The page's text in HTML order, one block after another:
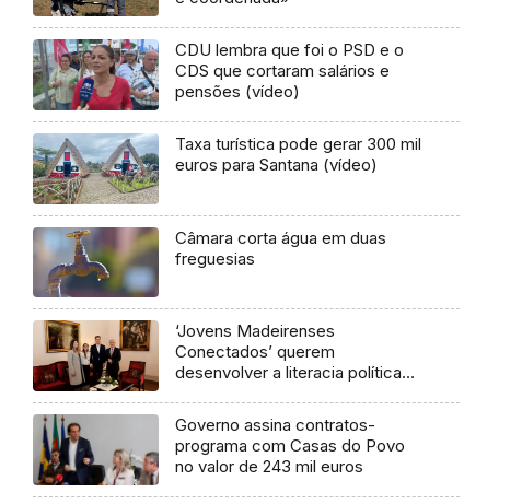
CDU lembra que foi o PSD e o
CDS que cortaram salários e
pensões (vídeo)
Taxa turística pode gerar 300 mil
euros para Santana (vídeo)
Câmara corta água em duas
freguesias
‘Jovens Madeirenses
Conectados’ querem
desenvolver a literacia política
Governo assina contratos-
programa com Casas do Povo
no valor de 243 mil euros